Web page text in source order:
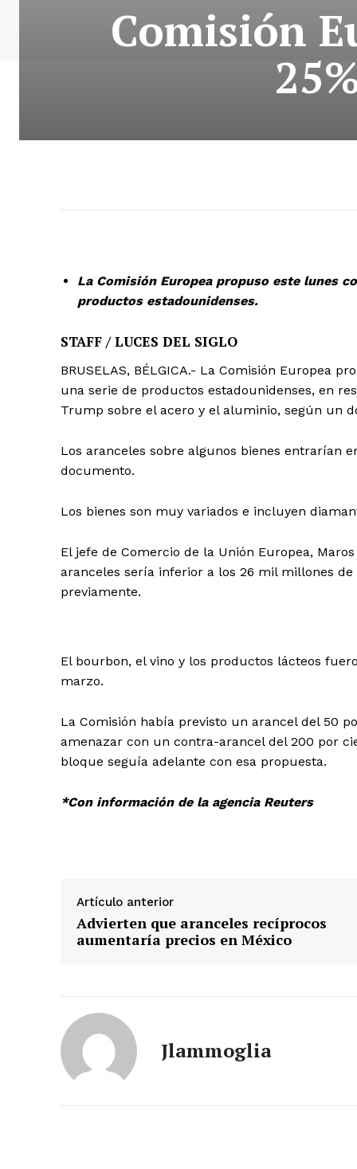
Comisión
La Comisión Europea propuso este lunes
productos estadounidenses.
STAFF / LUCES DEL SIGLO
BRUSELAS, BÉLGICA.- La Comisión Europea
una serie de productos estadounidenses, en
Trump sobre el acero y el aluminio, según un
Los aranceles sobre algunos bienes entrarían
documento.
Los bienes son muy variados e incluyen
El jefe de Comercio de la Unión Europea,
aranceles sería inferior a los 26 mil millones
previamente.
El bourbon, el vino y los productos lácteos
marzo.
La Comisión había previsto un arancel del 50
amenazar con un contra-arancel del 200 por
bloque seguía adelante con esa propuesta.
*Con información de la agencia Reuters
Artículo anterior
Advierten que aranceles recíprocos
aumentaría precios en México
Jlammoglia